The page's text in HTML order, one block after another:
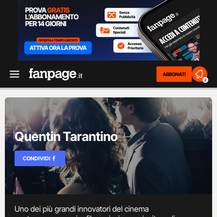
ABBONATI
2
Quentin Tarantino
CONDIVIDI
Uno dei più grandi innovatori del cinema